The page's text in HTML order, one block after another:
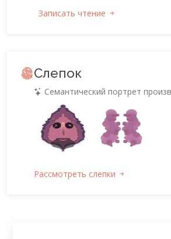
Записать чтение
Слепок
Семантический портрет
Рассмотреть слепки